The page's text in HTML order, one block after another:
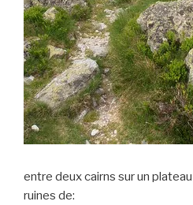
entre deux cairns sur un
ruines de: